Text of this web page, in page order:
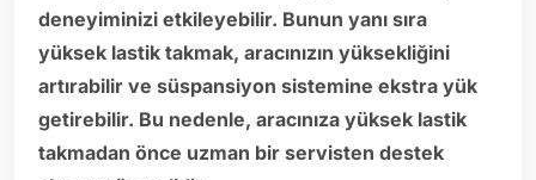
deneyiminizi etkileyebilir. Bunun yanı sıra
yüksek lastik takmak, aracınızın yüksekliğini
artırabilir ve süspansiyon sistemine ekstra yük
getirebilir. Bu nedenle, aracınıza yüksek lastik
takmadan önce uzman bir servisten destek